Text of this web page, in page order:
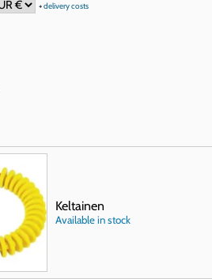
+delivery costs
Keltainen
Available in stock